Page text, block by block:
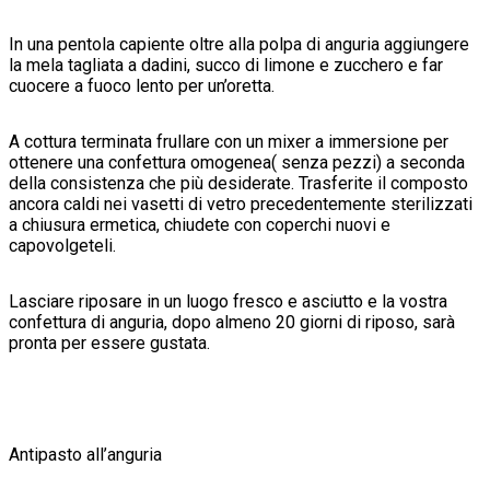
In una pentola capiente oltre alla polpa di anguria aggiungere
la mela tagliata a dadini, succo di limone e zucchero e far
cuocere a fuoco lento per un’oretta.
A cottura terminata frullare con un mixer a immersione per
ottenere una confettura omogenea( senza pezzi) a seconda
della consistenza che più desiderate. Trasferite il composto
ancora caldi nei vasetti di vetro precedentemente sterilizzati
a chiusura ermetica, chiudete con coperchi nuovi e
capovolgeteli.
Lasciare riposare in un luogo fresco e asciutto e la vostra
confettura di anguria, dopo almeno 20 giorni di riposo, sarà
pronta per essere gustata.
Antipasto all’anguria